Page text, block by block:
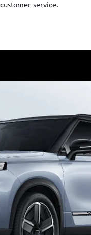
service.